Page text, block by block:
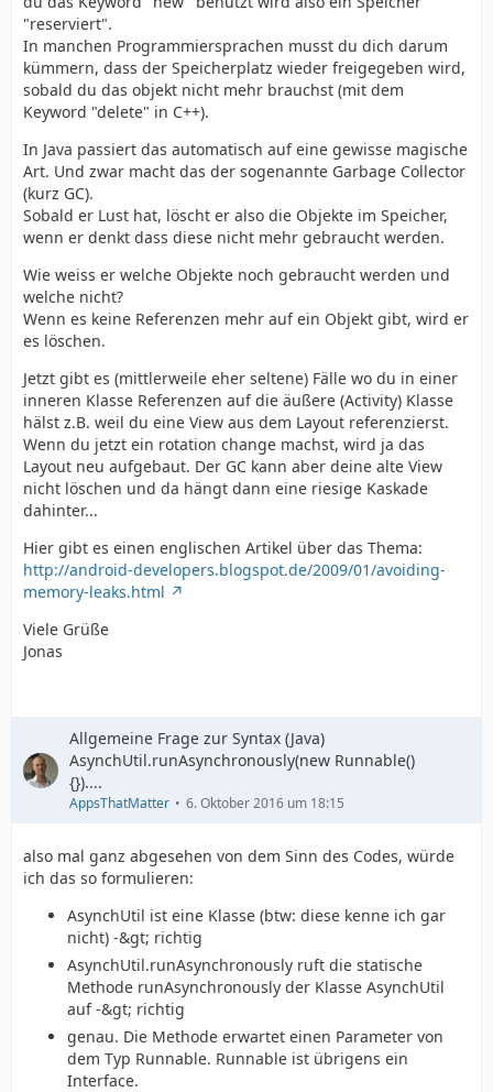
"reserviert".
In manchen Programmiersprachen musst du dich darum
kümmern, dass der Speicherplatz wieder freigegeben wird,
sobald du das objekt nicht mehr brauchst (mit dem
Keyword "delete" in C++).
In Java passiert das automatisch auf eine gewisse magische
Art. Und zwar macht das der sogenannte Garbage Collector
(kurz GC).
Sobald er Lust hat, löscht er also die Objekte im Speicher,
wenn er denkt dass diese nicht mehr gebraucht werden.
Wie weiss er welche Objekte noch gebraucht werden und
welche nicht?
Wenn es keine Referenzen mehr auf ein Objekt gibt, wird er
es löschen.
Jetzt gibt es (mittlerweile eher seltene) Fälle wo du in einer
inneren Klasse Referenzen auf die äußere (Activity) Klasse
hälst z.B. weil du eine View aus dem Layout referenzierst.
Wenn du jetzt ein rotation change machst, wird ja das
Layout neu aufgebaut. Der GC kann aber deine alte View
nicht löschen und da hängt dann eine riesige Kaskade
dahinter...
Hier gibt es einen englischen Artikel über das Thema:
http://android-developers.blogspot.de/2009/01/avoiding-
memory-leaks.html
Viele Grüße
Jonas
Allgemeine Frage zur Syntax (Java)
AsynchUtil.runAsynchronously(new Runnable()
{})....
AppsThatMatter 6. Oktober 2016 um 18:15
also mal ganz abgesehen von dem Sinn des Codes, würde
ich das so formulieren:
AsynchUtil ist eine Klasse (btw: diese kenne ich gar
nicht) -&gt; richtig
AsynchUtil.runAsynchronously ruft die statische
Methode runAsynchronously der Klasse AsynchUtil
auf -&gt; richtig
genau. Die Methode erwartet einen Parameter von
dem Typ Runnable. Runnable ist übrigens ein
Interface.